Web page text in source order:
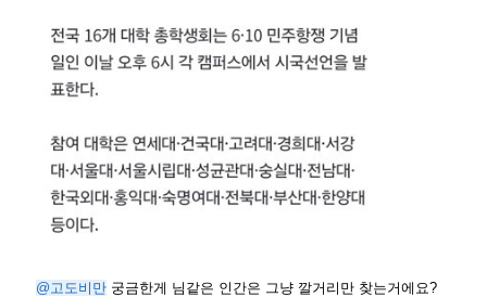
@고도비만 궁금한게 님같은 인간은 그냥 깔거리만 찾는거에요?